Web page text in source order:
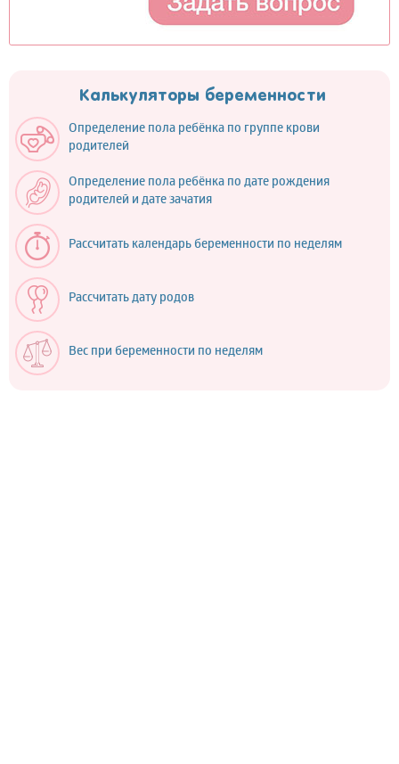
Калькуляторы беременности
Определение пола ребёнка по группе крови
родителей
Определение пола ребёнка по дате рождения
родителей и дате зачатия
Рассчитать календарь беременности по неделям
Рассчитать дату родов
Вес при беременности по неделям